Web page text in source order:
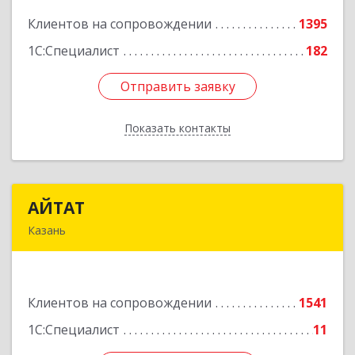
Клиентов на сопровождении
1395
1С:Специалист
182
Отправить заявку
Показать контакты
Подробнее
Отправить заявку
Назад
АЙТАТ
Казань
Клиентов на сопровождении
1541
1С:Специалист
11
Подробнее